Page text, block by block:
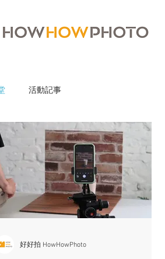
活動記事
好好拍 HowHowPhoto